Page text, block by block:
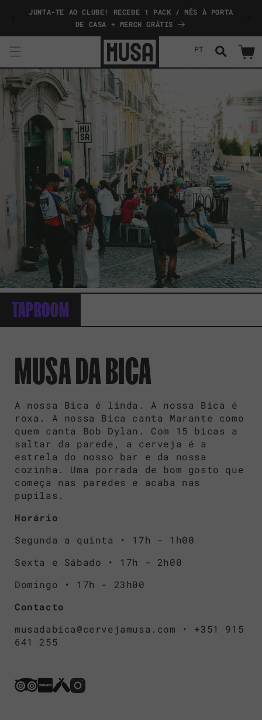
para o
JUNTA-TE AO CLUBE! RECEBE 1 PACK / MÊS À PORTA
DE CASA + MERCH GRÁTIS
PT
TAPROOM
MUSA DA BICA
A nossa Bica é linda. A nossa Bica é
roxa. A nossa Bica canta Marante como
quem canta Bob Dylan. Com 15 bicas a
saltar da parede, a cerveja é a
estrela do nosso bar e da nossa
cozinha. Uma porrada de bom gosto que
começa nas paredes e acaba nas
pupilas.
Horário
Segunda a quinta • 17h - 1h00
Sexta e Sábado • 17h - 2h00
Domingo • 17h - 23h00
Contacto
musadabica@cervejamusa.com • +351 915
641 255